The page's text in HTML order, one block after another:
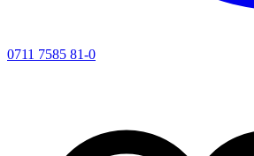
0711 7585 81-0